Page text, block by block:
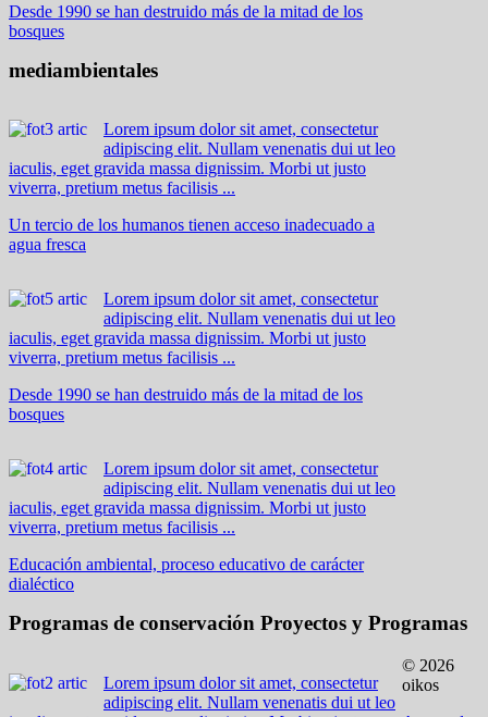
Desde 1990 se han destruido más de la mitad de los
bosques
mediambientales
Lorem ipsum dolor sit amet, consectetur
adipiscing elit. Nullam venenatis dui ut leo
iaculis, eget gravida massa dignissim. Morbi ut justo
viverra, pretium metus facilisis ...
Un tercio de los humanos tienen acceso inadecuado a
agua fresca
Lorem ipsum dolor sit amet, consectetur
adipiscing elit. Nullam venenatis dui ut leo
iaculis, eget gravida massa dignissim. Morbi ut justo
viverra, pretium metus facilisis ...
Desde 1990 se han destruido más de la mitad de los
bosques
Lorem ipsum dolor sit amet, consectetur
adipiscing elit. Nullam venenatis dui ut leo
iaculis, eget gravida massa dignissim. Morbi ut justo
viverra, pretium metus facilisis ...
Educación ambiental, proceso educativo de carácter
dialéctico
Programas de conservación Proyectos y Programas
Lorem ipsum dolor sit amet, consectetur
adipiscing elit. Nullam venenatis dui ut leo
© 2026
oikos